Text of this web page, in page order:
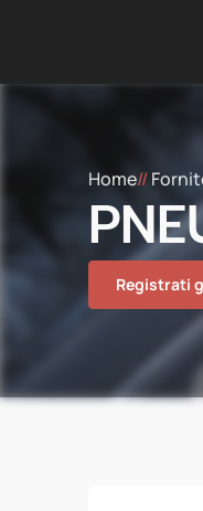
Home//
Registrati